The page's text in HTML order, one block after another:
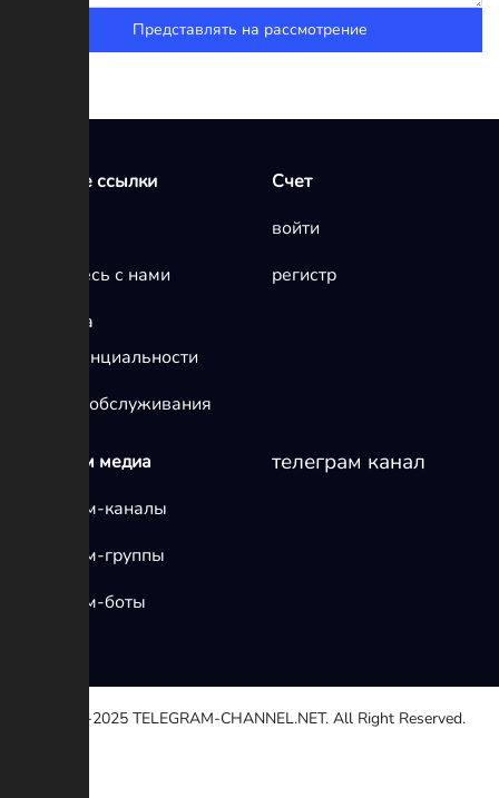
Представлять на рассмотрение
Быстрые ссылки
Свяжитесь с нами
политика
конфиденциальности
условия обслуживания
Счет
войти
регистр
телеграм медиа
Телеграм-каналы
Телеграм-группы
Телеграм-боты
телеграм канал
© 2020-2025 TELEGRAM-CHANNEL.NET. All Right Reserved.